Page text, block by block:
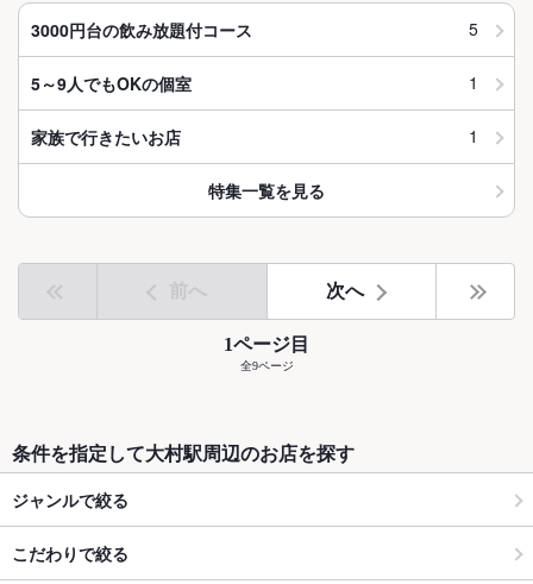
3000円台の飲み放題付コース 5
5～9人でもOKの個室 1
家族で行きたいお店 1
特集一覧を見る
前へ 次へ
1ページ目
全9ページ
条件を指定して大村駅周辺のお店を探す
ジャンルで絞る
こだわりで絞る